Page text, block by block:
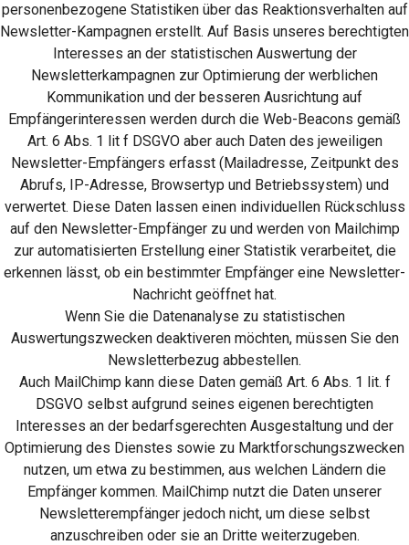
personenbezogene Statistiken über das Reaktionsverhalten auf
Newsletter-Kampagnen erstellt. Auf Basis unseres berechtigten
Interesses an der statistischen Auswertung der
Newsletterkampagnen zur Optimierung der werblichen
Kommunikation und der besseren Ausrichtung auf
Empfängerinteressen werden durch die Web-Beacons gemäß
Art. 6 Abs. 1 lit f DSGVO aber auch Daten des jeweiligen
Newsletter-Empfängers erfasst (Mailadresse, Zeitpunkt des
Abrufs, IP-Adresse, Browsertyp und Betriebssystem) und
verwertet. Diese Daten lassen einen individuellen Rückschluss
auf den Newsletter-Empfänger zu und werden von Mailchimp
zur automatisierten Erstellung einer Statistik verarbeitet, die
erkennen lässt, ob ein bestimmter Empfänger eine Newsletter-
Nachricht geöffnet hat.
Wenn Sie die Datenanalyse zu statistischen
Auswertungszwecken deaktiveren möchten, müssen Sie den
Newsletterbezug abbestellen.
Auch MailChimp kann diese Daten gemäß Art. 6 Abs. 1 lit. f
DSGVO selbst aufgrund seines eigenen berechtigten
Interesses an der bedarfsgerechten Ausgestaltung und der
Optimierung des Dienstes sowie zu Marktforschungszwecken
nutzen, um etwa zu bestimmen, aus welchen Ländern die
Empfänger kommen. MailChimp nutzt die Daten unserer
Newsletterempfänger jedoch nicht, um diese selbst
anzuschreiben oder sie an Dritte weiterzugeben.